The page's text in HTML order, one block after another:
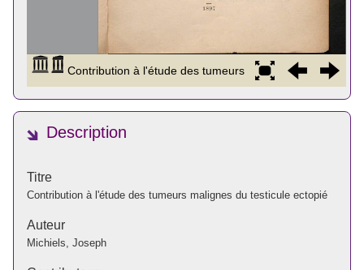
Description
Titre
Contribution à l'étude des tumeurs malignes du testicule ectopié
Auteur
Michiels, Joseph